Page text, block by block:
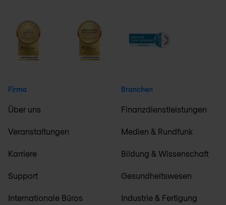
Firma
Über uns
Veranstaltungen
Karriere
Support
Internationale Büros
Branchen
Finanzdienstleistungen
Medien & Rundfunk
Bildung & Wissenschaft
Gesundheitswesen
Industrie & Fertigung